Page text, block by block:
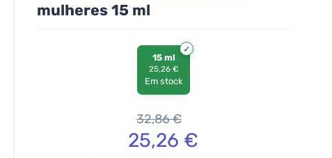
mulheres 15 ml
15 ml
25,26 €
Em stock
32,86€
25,26 €